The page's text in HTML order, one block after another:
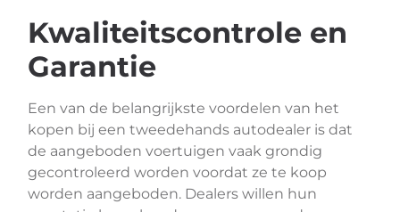
Kwaliteitscontrole en
Garantie
Een van de belangrijkste voordelen van het
kopen bij een tweedehands autodealer is dat
de aangeboden voertuigen vaak grondig
gecontroleerd worden voordat ze te koop
worden aangeboden. Dealers willen hun